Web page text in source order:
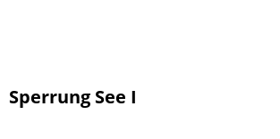
Sperrung See I